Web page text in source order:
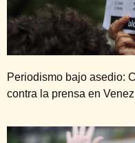
Periodismo bajo asedio:
contra la prensa en